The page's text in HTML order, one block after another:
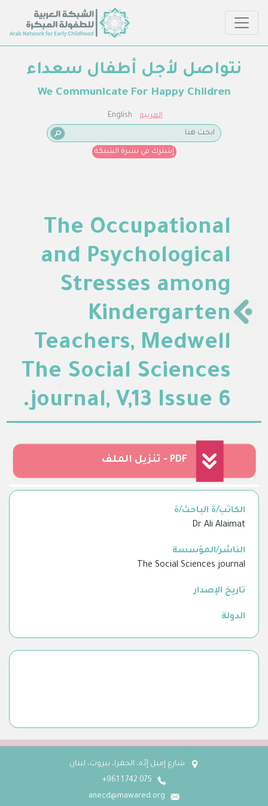
نتواصل لأجل أطفال سعداء
We Communicate For Happy Children
English العربية
إشترك في نشرة الشبكة
The Occupational
and Psychological
Stresses among
Kindergarten
Teachers, Medwell
The Social Sciences
journal, V,13 Issue 6.
تنزيل الملف - PDF
الكاتب/ة الباحث/ة
Dr Ali Alaimat
الناشر/المؤسسة
The Social Sciences journal
تاريخ الإصدار
الدولة
شارع إميل إدّه، الحمرا، بيروت، لبنان
075 742 1 961+
anecd@mawared.org